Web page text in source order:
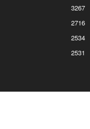
3267
2716
2534
2531